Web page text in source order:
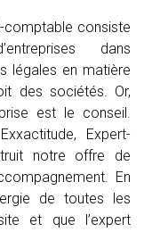
comptable consiste
dans
légales en matière
des sociétés. Or,
est le conseil.
Expert-
notre offre de
En
de toutes les
et que l’expert